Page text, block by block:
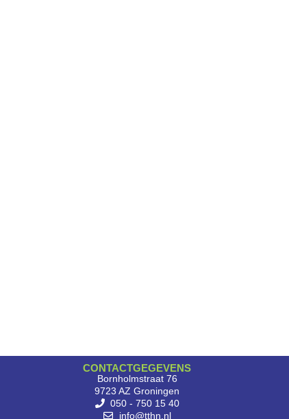
CONTACTGEGEVENS
Bornholmstraat 76
9723 AZ Groningen
050 - 750 15 40
info@tthn.nl